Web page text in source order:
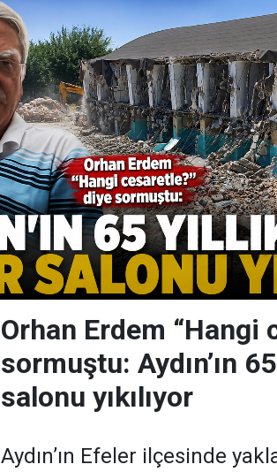
Orhan Erdem “Hangi
sormuştu: Aydın’ın
salonu yıkılıyor
Aydın’ın Efeler ilçesinde